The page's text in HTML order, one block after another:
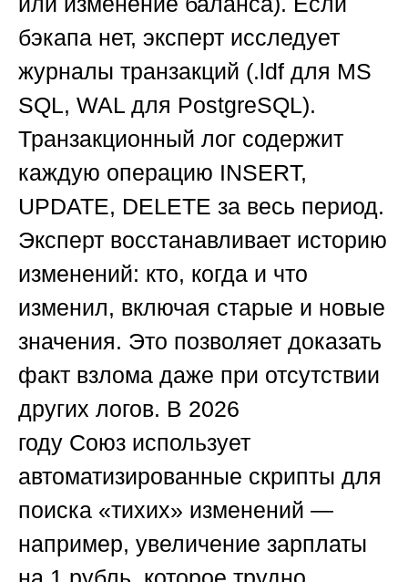
бэкапа нет, эксперт исследует
журналы транзакций (.ldf для MS
SQL, WAL для PostgreSQL).
Транзакционный лог содержит
каждую операцию INSERT,
UPDATE, DELETE за весь период.
Эксперт восстанавливает историю
изменений: кто, когда и что
изменил, включая старые и новые
значения. Это позволяет доказать
факт взлома даже при отсутствии
других логов. В 2026
году Союз использует
автоматизированные скрипты для
поиска «тихих» изменений —
например, увеличение зарплаты